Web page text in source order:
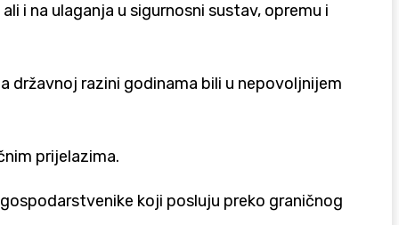
i na ulaganja u sigurnosni sustav, opremu i
državnoj razini godinama bili u nepovoljnijem
prijelazima.
koji posluju preko graničnog